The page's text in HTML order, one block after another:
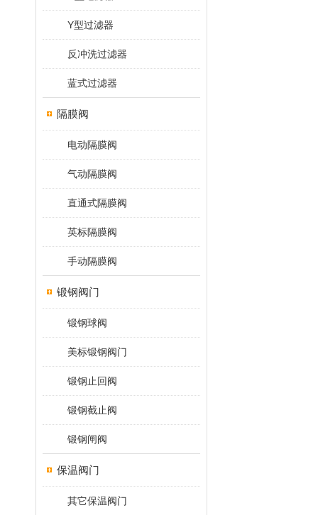
Y型过滤器
反冲洗过滤器
蓝式过滤器
隔膜阀
电动隔膜阀
气动隔膜阀
直通式隔膜阀
英标隔膜阀
手动隔膜阀
锻钢阀门
锻钢球阀
美标锻钢阀门
锻钢止回阀
锻钢截止阀
锻钢闸阀
保温阀门
其它保温阀门